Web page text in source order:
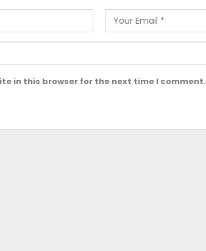
in this browser for the next time I comment.